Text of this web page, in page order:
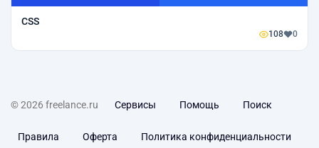
CSS
108 0
© 2026 freelance.ru Сервисы Помощь Поиск
Правила Оферта Политика конфиденциальности